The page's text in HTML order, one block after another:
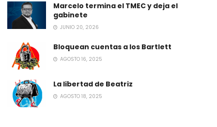
Marcelo termina el TMEC y deja el
gabinete
JUNIO 20, 2026
Bloquean cuentas a los Bartlett
AGOSTO 16, 2025
La libertad de Beatriz
AGOSTO 18, 2025